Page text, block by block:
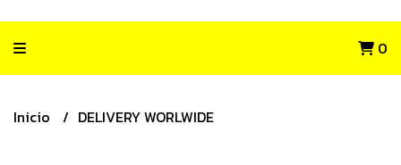
0
Inicio DELIVERY WORLWIDE